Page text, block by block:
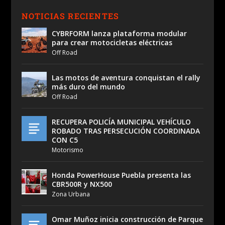
NOTICIAS RECIENTES
CYBRFORM lanza plataforma modular
para crear motocicletas eléctricas
Off Road
Las motos de aventura conquistan el rally
más duro del mundo
Off Road
RECUPERA POLICÍA MUNICIPAL VEHÍCULO
ROBADO TRAS PERSECUCIÓN COORDINADA
CON C5
Motorismo
Honda PowerHouse Puebla presenta las
CBR500R y NX500
Zona Urbana
Omar Muñoz inicia construcción de Parque